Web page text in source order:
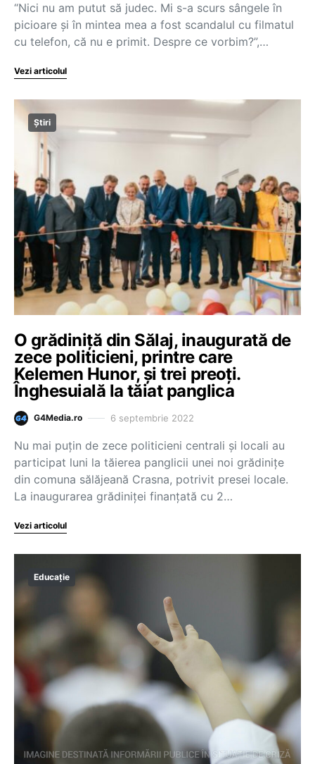
“Nici nu am putut să judec. Mi s-a scurs sângele în
picioare și în mintea mea a fost scandalul cu filmatul
cu telefon, că nu e primit. Despre ce vorbim?”,…
Vezi articolul
Știri
O grădiniță din Sălaj, inaugurată de
zece politicieni, printre care
Kelemen Hunor, și trei preoți.
Înghesuială la tăiat panglica
G4Media.ro 6 septembrie 2022
Nu mai puțin de zece politicieni centrali și locali au
participat luni la tăierea panglicii unei noi grădinițe
din comuna sălăjeană Crasna, potrivit presei locale.
La inaugurarea grădiniței finanțată cu 2…
Vezi articolul
Educație